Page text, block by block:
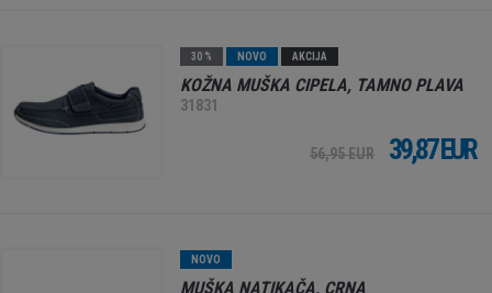
30 % NOVO AKCIJA
KOŽNA MUŠKA CIPELA, TAMNO PLAVA
31831
56,95 EUR 39,87 EUR
NOVO
MUŠKA NATIKAČA, CRNA